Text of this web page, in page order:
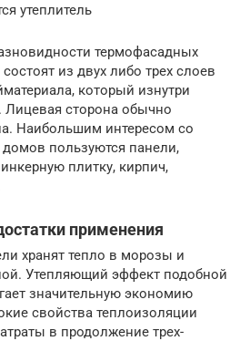
утеплитель
термофасадных
из двух либо трех слоев
который изнутри
Лицевая сторона обычно
Наибольшим интересом со
пользуются панели,
плитку, кирпич,
применения
хранят тепло в морозы и
Утепляющий эффект подобной
значительную экономию
свойства теплоизоляции
в продолжение трех-